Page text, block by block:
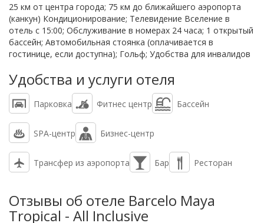
25 км от центра города; 75 км до ближайшего аэропорта
(канкун) Кондиционирование; Телевидение Вселение в
отель с 15:00; Обслуживание в номерах 24 часа; 1 открытый
бассейн; Автомобильная стоянка (оплачивается в
гостинице, если доступна); Гольф; Удобства для инвалидов
Удобства и услуги отеля
Парковка Фитнес центр Бассейн
SPA-центр Бизнес-центр
Трансфер из аэропорта Бар Ресторан
Отзывы об отеле Barcelo Maya
Tropical - All Inclusive